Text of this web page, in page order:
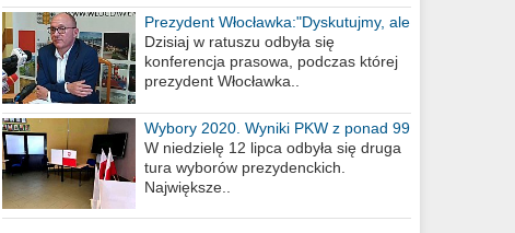
Prezydent Włocławka:"Dyskutujmy, ale
nie obrażajmy się”
Dzisiaj w ratuszu odbyła się
konferencja prasowa, podczas której
prezydent Włocławka..
Wybory 2020. Wyniki PKW z ponad 99
procent obwodów
W niedzielę 12 lipca odbyła się druga
tura wyborów prezydenckich.
Największe..